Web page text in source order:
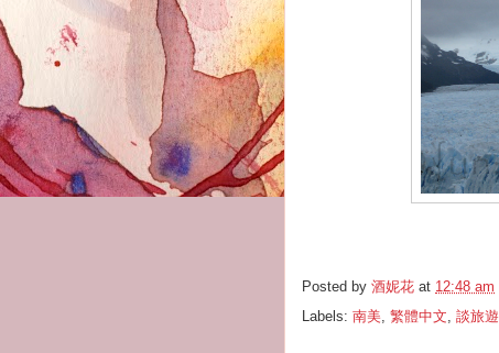
Posted by 酒妮花 at 12:48 am
Labels: 南美 繁體中文 談旅遊